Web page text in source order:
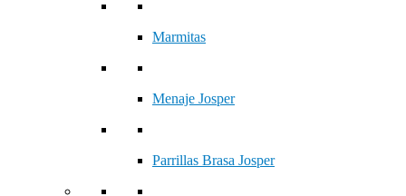
Marmitas
Menaje Josper
Parrillas Brasa Josper